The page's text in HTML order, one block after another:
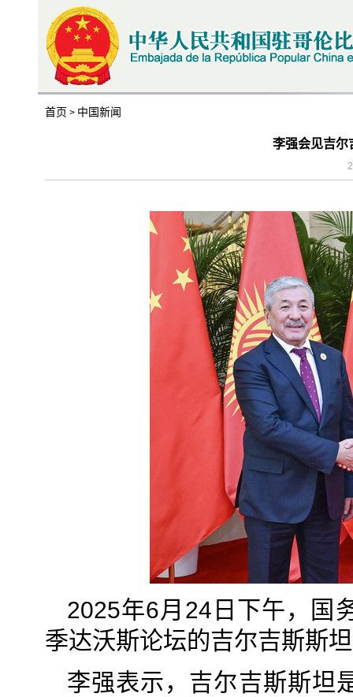
首页 > 中国新闻
李强会见吉尔
2025年6月24日下午，国
季达沃斯论坛的吉尔吉斯斯
李强表示，吉尔吉斯斯坦